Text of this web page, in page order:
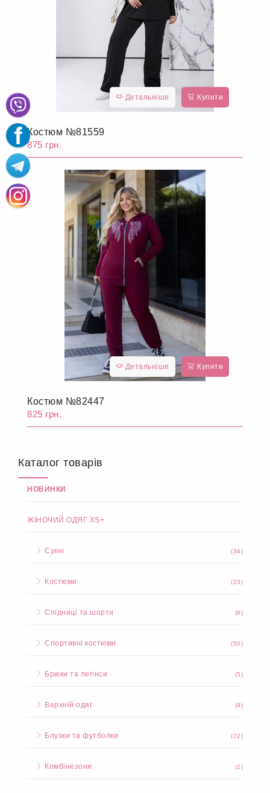
Детальніше Купити
Костюм №81559
875 грн.
Детальніше Купити
Костюм №82447
825 грн.
Каталог товарів
НОВИНКИ
ЖІНОЧИЙ ОДЯГ XS+
Сукні (34)
Костюми (23)
Спідниці та шорти (8)
Спортивні костюми (50)
Брюки та легінси (5)
Верхній одяг (9)
Блузки та футболки (72)
Комбінезони (2)